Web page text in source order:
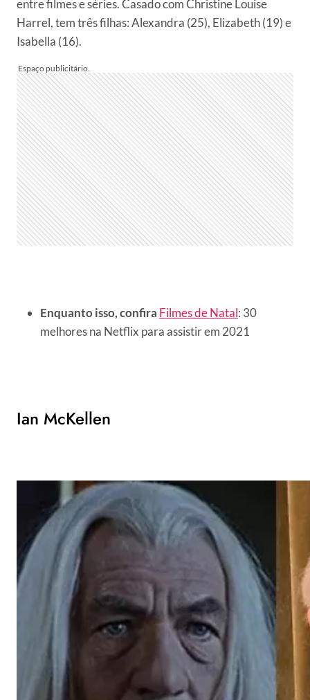
entre filmes e séries. Casado com Christine Louise
Harrel, tem três filhas: Alexandra (25), Elizabeth (19) e
Isabella (16).
Enquanto isso, confira Filmes de Natal: 30
melhores na Netflix para assistir em 2021
Ian McKellen